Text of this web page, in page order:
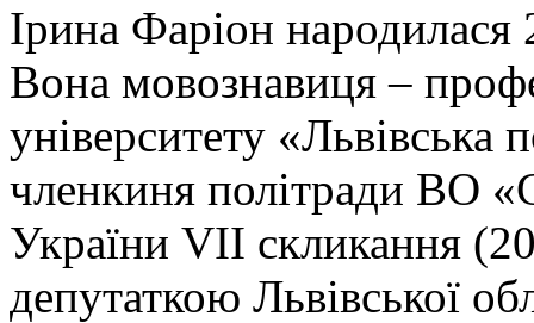
Ірина Фаріон народилася
Вона мовознавиця –
університету «Львівська
членкиня політради ВО
України VII скликання
депутаткою Львівської